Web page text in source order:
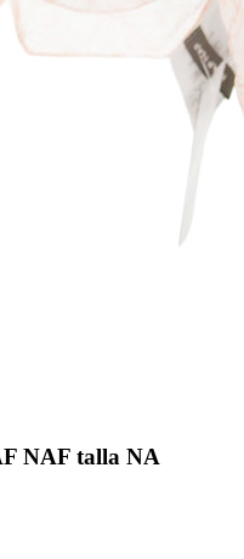
NAF talla NA